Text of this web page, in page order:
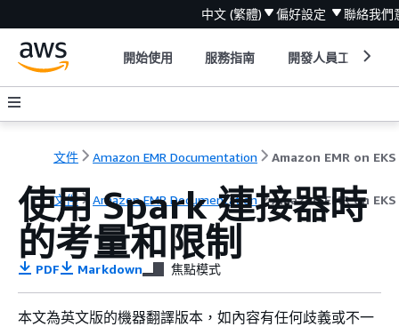
中文 (繁體) 偏好設定 聯絡我們
開始使用 服務指南 開發人員工具
文件 Amazon EMR Documentation
文件 Amazon EMR Documentation Amazon EMR on
使用 Spark 連接器時
的考量和限制
PDF Markdown 焦點模式
本文為英文版的機器翻譯版本，如內容有任何歧義或不一